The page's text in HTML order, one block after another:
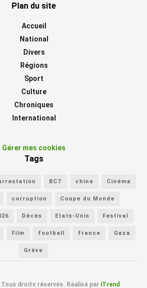
Plan du site
Accueil
National
Divers
Régions
Sport
Culture
Chroniques
International
Gérer mes cookies
Tags
BCT chine Cinéma
corruption Coupe du Monde
Décès Etats-Unis Festival
Film football france Gaza
Grève
droits réservés. Réalisé par iTrend